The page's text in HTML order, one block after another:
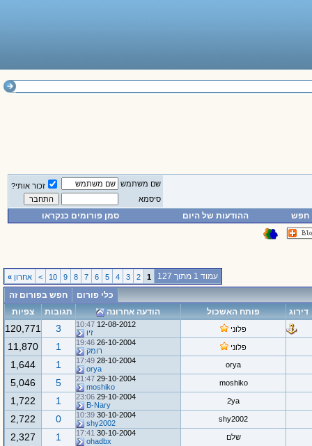
שם משתמש
זכור אותי?
סיסמא
חפש ההודעות של היום סמן פורומים כנקראו
עמוד 1 מתוך 127 1
2
3
4
5
6
7
8
9
10
> אחרון »
כלי פורום
חפש בפורום זה
דירוג
פותח האשכול הודעה אחרונה תגובות צפיות
פלוני
12-08-2012
10:47
זיו
3
120,771
פלוני
26-10-2004
19:46
רומק
1
11,870
orya
28-10-2004
17:49
orya
1
1,644
moshiko
29-10-2004
21:47
moshiko
5
5,046
2ya
29-10-2004
23:06
B-Nary
1
1,722
shy2002
30-10-2004
10:39
shy2002
0
2,722
שלם 30-10-2004
17:41
ohadbx
1
2,327